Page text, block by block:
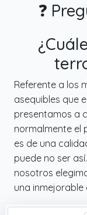
❓
Referente a los
asequibles que
presentamos a
normalmente el
es de una
puede no ser
nosotros
una inmejorable